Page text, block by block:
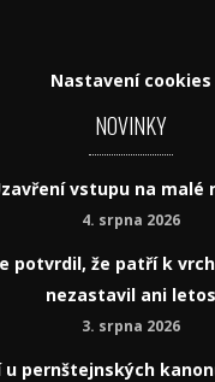
Nastavení cookies
NOVINKY
vstupu na malé
4. srpna 2026
potvrdil, že patří k
nezastavil ani letos
3. srpna 2026
u pernštejnských